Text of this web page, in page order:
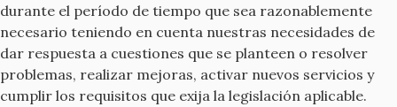
durante el período de tiempo que sea razonablemente
necesario teniendo en cuenta nuestras necesidades de
dar respuesta a cuestiones que se planteen o resolver
problemas, realizar mejoras, activar nuevos servicios y
cumplir los requisitos que exija la legislación aplicable.